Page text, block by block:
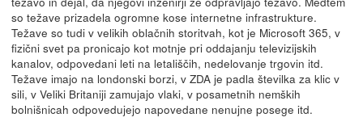
so težave prizadela ogromne kose internetne infrastrukture.
Težave so tudi v velikih oblačnih storitvah, kot je Microsoft 365, v
fizični svet pa pronicajo kot motnje pri oddajanju televizijskih
kanalov, odpovedani leti na letališčih, nedelovanje trgovin itd.
Težave imajo na londonski borzi, v ZDA je padla številka za klic v
sili, v Veliki Britaniji zamujajo vlaki, v posametnih nemških
bolnišnicah odpovedujejo napovedane nenujne posege itd.